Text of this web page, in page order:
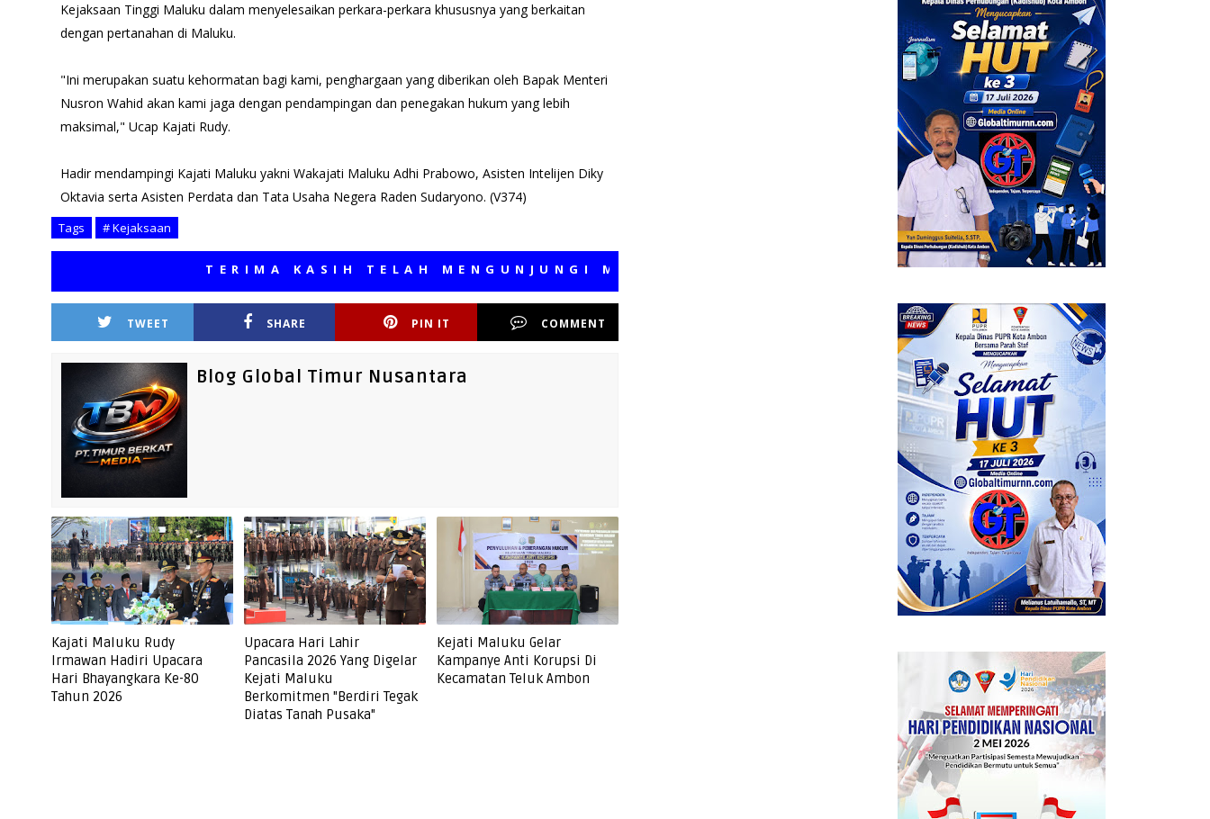
Kejaksaan Tinggi Maluku dalam menyelesaikan perkara-perkara khususnya yang berkaitan
dengan pertanahan di Maluku.
"Ini merupakan suatu kehormatan bagi kami, penghargaan yang diberikan oleh Bapak Menteri
Nusron Wahid akan kami jaga dengan pendampingan dan penegakan hukum yang lebih
maksimal," Ucap Kajati Rudy.
Hadir mendampingi Kajati Maluku yakni Wakajati Maluku Adhi Prabowo, Asisten Intelijen Diky
Oktavia serta Asisten Perdata dan Tata Usaha Negera Raden Sudaryono. (V374)
Tags # Kejaksaan
TERIMA KASIH TELAH MENGUNJUNGI MEDIA KAMI, SEMOGA BERMANFAAT
TWEET SHARE PIN IT COMMENT
Blog Global Timur Nusantara
Kajati Maluku Rudy
Irmawan Hadiri Upacara
Hari Bhayangkara Ke-80
Tahun 2026
Upacara Hari Lahir
Pancasila 2026 Yang Digelar
Kejati Maluku
Berkomitmen "Berdiri Tegak
Diatas Tanah Pusaka"
Kejati Maluku Gelar
Kampanye Anti Korupsi Di
Kecamatan Teluk Ambon